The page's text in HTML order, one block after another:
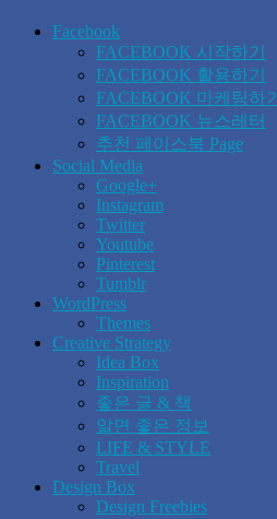
Facebook
FACEBOOK 시작하기
FACEBOOK 활용하기
FACEBOOK 마케팅하기
FACEBOOK 뉴스레터
추천 페이스북 Page
Social Media
Google+
Instagram
Twitter
Youtube
Pinterest
Tumblr
WordPress
Themes
Creative Strategy
Idea Box
Inspiration
좋은 글 & 책
알면 좋은 정보
LIFE & STYLE
Travel
Design Box
Design Freebies